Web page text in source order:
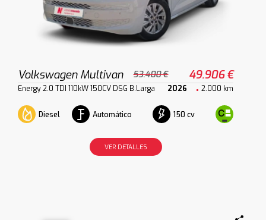
Volkswagen Multivan 53.400 € 49.906 €
Energy 2.0 TDI 110kW 150CV DSG B.Larga 2026 2.000 km
Diesel Automático 150 cv
VER DETALLES